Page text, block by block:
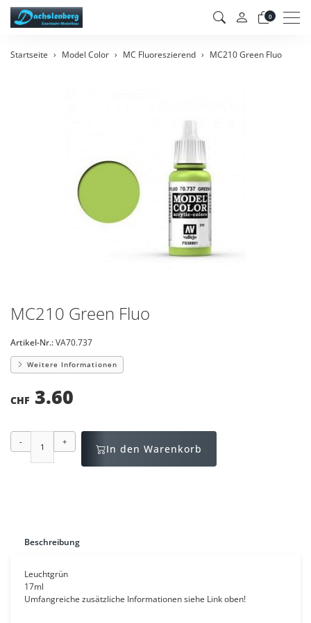
0
Startseite Model Color MC Fluoreszierend MC210 Green Fluo
MC210 Green Fluo
Artikel-Nr.:VA70.737
Weitere Informationen
CHF 3.60
- +
In den Warenkorb
Beschreibung
Leuchtgrün
17ml
Umfangreiche zusätzliche Informationen siehe Link oben!